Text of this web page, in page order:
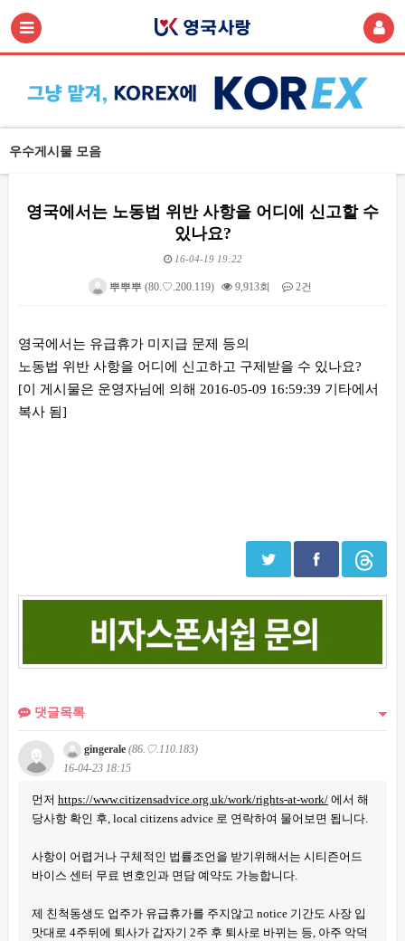
우수게시물 모음
영국에서는 노동법 위반 사항을 어디에 신고할 수
있나요?
16-04-19 19:22
뿌뿌뿌 (80.♡.200.119) 9,913회 2건
영국에서는 유급휴가 미지급 문제 등의
노동법 위반 사항을 어디에 신고하고 구제받을 수 있나요?
[이 게시물은 운영자님에 의해 2016-05-09 16:59:39 기타에서
복사 됨]
댓글목록
gingerale (86.♡.110.183)
16-04-23 18:15
먼저 https://www.citizensadvice.org.uk/work/rights-at-work/ 에서 해
당사항 확인 후, local citizens advice 로 연락하여 물어보면 됩니다.
사항이 어렵거나 구체적인 법률조언을 받기위해서는 시티즌어드
바이스 센터 무료 변호인과 면담 예약도 가능합니다.
제 친척동생도 업주가 유급휴가를 주지않고 notice 기간도 사장 입
맛대로 4주뒤에 퇴사가 갑자기 2주 후 퇴사로 바뀌는 등, 아주 악덕